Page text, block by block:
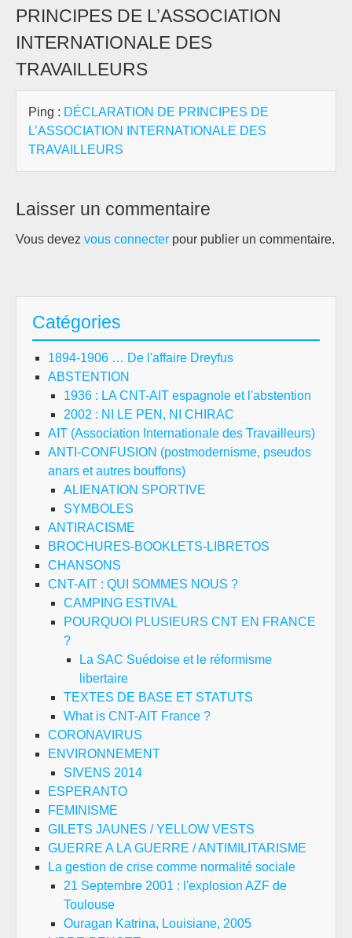
PRINCIPES DE L’ASSOCIATION
INTERNATIONALE DES
TRAVAILLEURS
Ping : DÉCLARATION DE PRINCIPES DE
L’ASSOCIATION INTERNATIONALE DES
TRAVAILLEURS
Laisser un commentaire
Vous devez vous connecter pour publier un commentaire.
Catégories
1894-1906 … De l'affaire Dreyfus
ABSTENTION
1936 : LA CNT-AIT espagnole et l'abstention
2002 : NI LE PEN, NI CHIRAC
AIT (Association Internationale des Travailleurs)
ANTI-CONFUSION (postmodernisme, pseudos
anars et autres bouffons)
ALIENATION SPORTIVE
SYMBOLES
ANTIRACISME
BROCHURES-BOOKLETS-LIBRETOS
CHANSONS
CNT-AIT : QUI SOMMES NOUS ?
CAMPING ESTIVAL
POURQUOI PLUSIEURS CNT EN FRANCE
?
La SAC Suédoise et le réformisme
libertaire
TEXTES DE BASE ET STATUTS
What is CNT-AIT France ?
CORONAVIRUS
ENVIRONNEMENT
SIVENS 2014
ESPERANTO
FEMINISME
GILETS JAUNES / YELLOW VESTS
GUERRE A LA GUERRE / ANTIMILITARISME
La gestion de crise comme normalité sociale
21 Septembre 2001 : l'explosion AZF de
Toulouse
Ouragan Katrina, Louisiane, 2005